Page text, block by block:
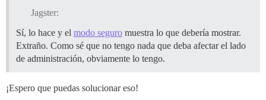
Jagster:
Sí, lo hace y el modo seguro muestra lo que debería mostrar.
Extraño. Como sé que no tengo nada que deba afectar el lado
de administración, obviamente lo tengo.
¡Espero que puedas solucionar eso!